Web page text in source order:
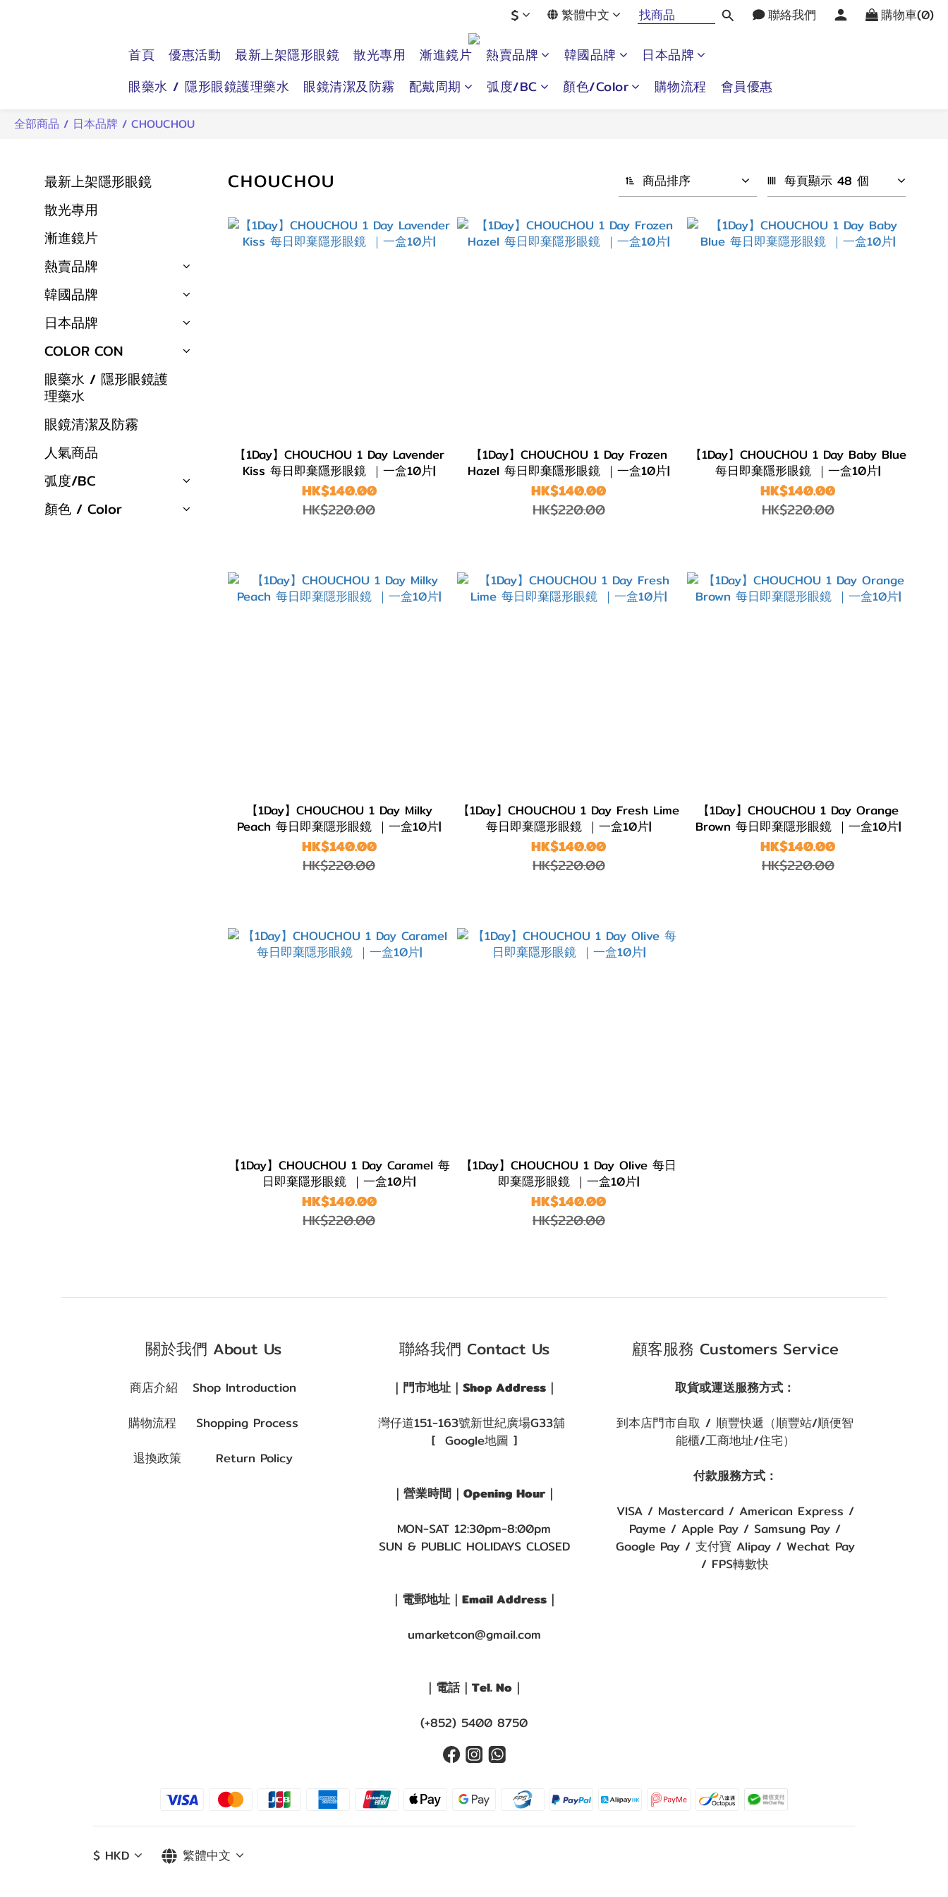
$ 繁體中文 聯絡我們 購物車(0)
首頁 優惠活動 最新上架隱形眼鏡 散光專用 漸進鏡片 熱賣品牌 韓國品牌
日本品牌
眼藥水 / 隱形眼鏡護理藥水
眼鏡清潔及防霧 配戴周期 弧度/BC 顏色/Color 購物流程 會員優惠
全部商品 / 日本品牌 / CHOUCHOU
最新上架隱形眼鏡
散光專用
漸進鏡片
熱賣品牌
韓國品牌
日本品牌
COLOR CON
眼藥水 / 隱形眼鏡護
理藥水
眼鏡清潔及防霧
人氣商品
弧度/BC
顏色 / Color
CHOUCHOU 商品排序 每頁顯示 48 個
【1Day】CHOUCHOU 1 Day Lavender
Kiss 每日即棄隱形眼鏡 ｜一盒10片|
HK$140.00
HK$220.00
【1Day】CHOUCHOU 1 Day Frozen
Hazel 每日即棄隱形眼鏡 ｜一盒10片|
HK$140.00
HK$220.00
【1Day】CHOUCHOU 1 Day Baby Blue
每日即棄隱形眼鏡 ｜一盒10片|
HK$140.00
HK$220.00
【1Day】CHOUCHOU 1 Day Milky
Peach 每日即棄隱形眼鏡 ｜一盒10片|
HK$140.00
HK$220.00
【1Day】CHOUCHOU 1 Day Fresh Lime
每日即棄隱形眼鏡 ｜一盒10片|
HK$140.00
HK$220.00
【1Day】CHOUCHOU 1 Day Orange
Brown 每日即棄隱形眼鏡 ｜一盒10片|
HK$140.00
HK$220.00
【1Day】CHOUCHOU 1 Day Caramel 每
日即棄隱形眼鏡 ｜一盒10片|
HK$140.00
HK$220.00
【1Day】CHOUCHOU 1 Day Olive 每日
即棄隱形眼鏡 ｜一盒10片|
HK$140.00
HK$220.00
關於我們 About Us
商店介紹 Shop Introduction
購物流程 Shopping Process
退換政策 Return Policy
聯絡我們 Contact Us
｜門市地址｜Shop Address｜
灣仔道151-163號新世紀廣場G33舖
[ Google地圖 ]
｜營業時間｜Opening Hour｜
MON-SAT 12:30pm-8:00pm
SUN & PUBLIC HOLIDAYS CLOSED
｜電郵地址｜Email Address｜
umarketcon@gmail.com
｜電話｜Tel. No｜
(+852) 5400 8750
顧客服務 Customers Service
取貨或運送服務方式：
到本店門市自取 / 順豐快遞（順豐站/順便智
能櫃/工商地址/住宅）
付款服務方式：
VISA / Mastercard / American Express /
Payme / Apple Pay / Samsung Pay /
Google Pay / 支付寶 Alipay / Wechat Pay
/ FPS轉數快
$ HKD 繁體中文